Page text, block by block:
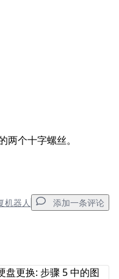
个十字螺丝。
机器人 添加一条评论